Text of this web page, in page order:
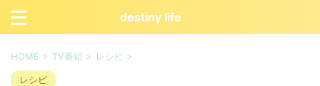
destiny life
HOME > TV番組 > レシピ >
レシピ